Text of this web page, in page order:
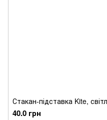
Стакан-підставка Kite,
40.0 грн